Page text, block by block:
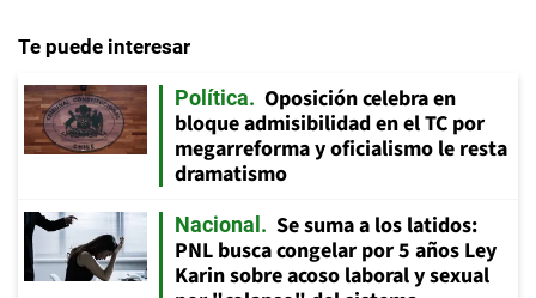
Te puede interesar
Política
Oposición celebra en
bloque admisibilidad en el TC por
megarreforma y oficialismo le resta
dramatismo
Nacional
Se suma a los latidos:
PNL busca congelar por 5 años Ley
Karin sobre acoso laboral y sexual